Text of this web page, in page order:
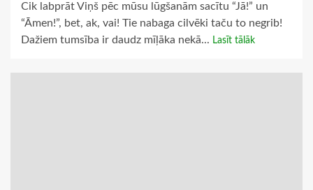
Cik labprāt Viņš pēc mūsu lūgšanām sacītu “Jā!” un
“Āmen!”, bet, ak, vai! Tie nabaga cilvēki taču to negrib!
Dažiem tumsība ir daudz mīļāka nekā... Lasīt tālāk